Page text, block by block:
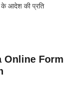
के आदेश की प्रति
Online Form